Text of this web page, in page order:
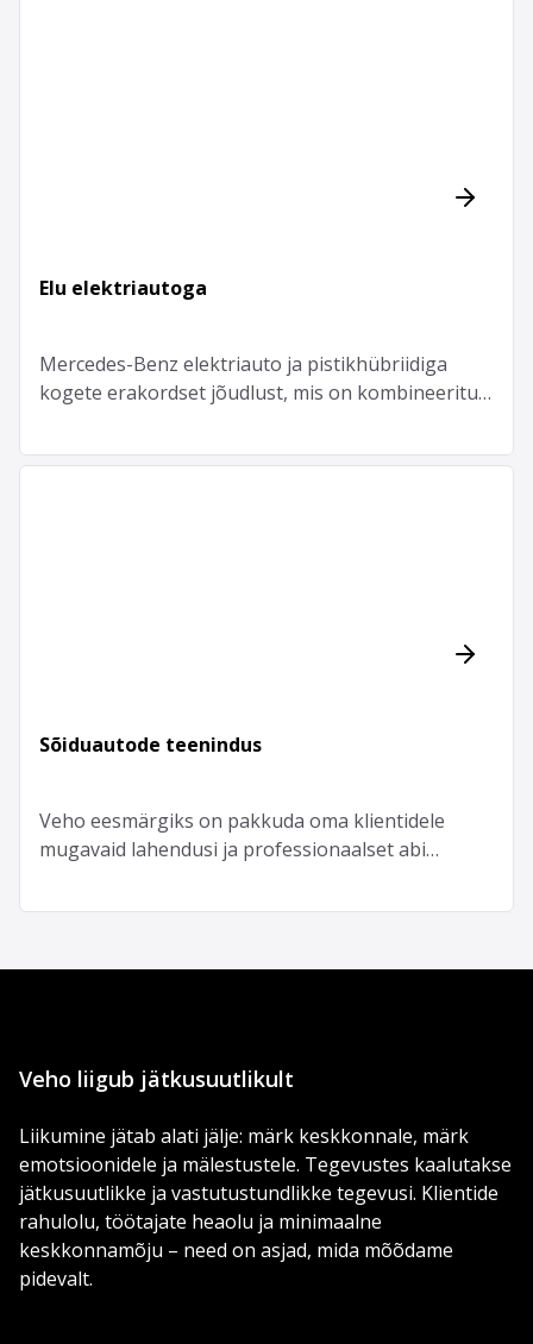
Elu elektriautoga
Mercedes-Benz elektriauto ja pistikhübriidiga
kogete erakordset jõudlust, mis on kombineeritud
Sõiduautode teenindus
Veho eesmärgiks on pakkuda oma klientidele
mugavaid lahendusi ja professionaalset abi
Veho liigub jätkusuutlikult
Liikumine jätab alati jälje: märk keskkonnale, märk
emotsioonidele ja mälestustele. Tegevustes kaalutakse
jätkusuutlikke ja vastutustundlikke tegevusi. Klientide
rahulolu, töötajate heaolu ja minimaalne
keskkonnamõju – need on asjad, mida mõõdame
pidevalt.